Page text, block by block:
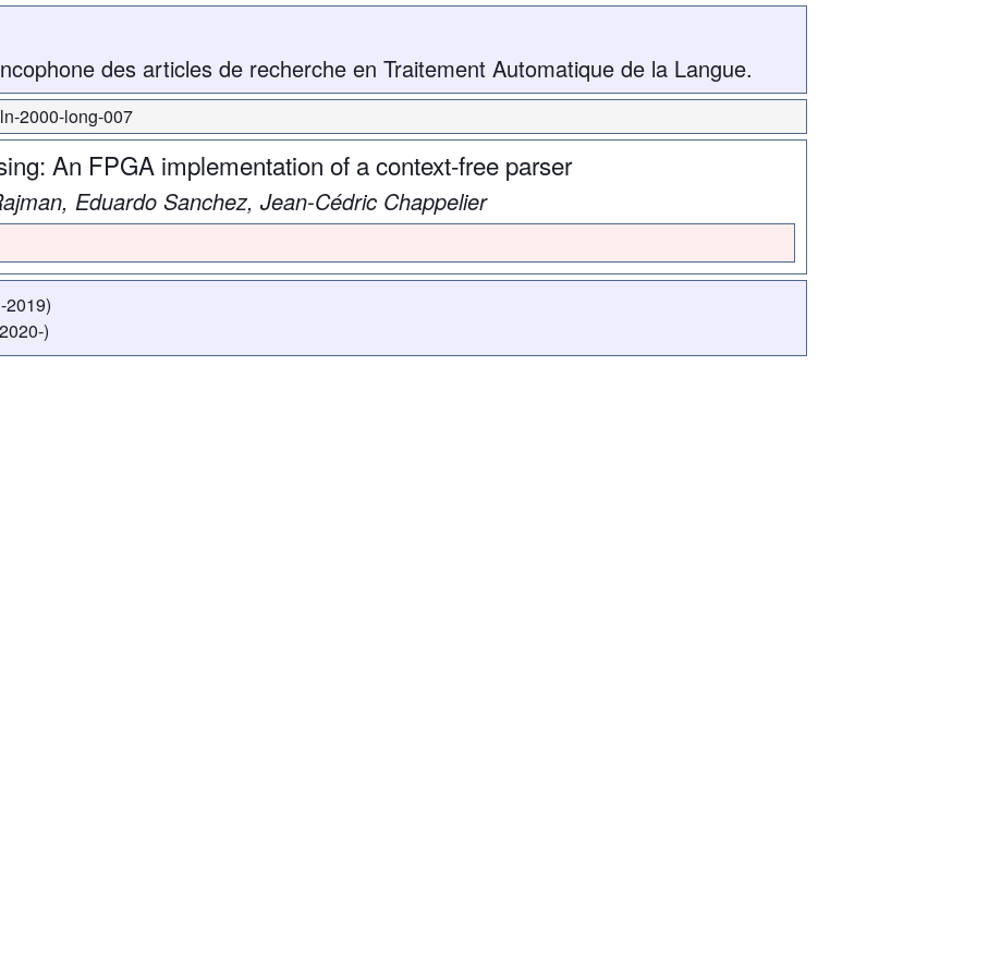
des articles de recherche en Traitement Automatique de la Langue.
2000-long-007
An FPGA implementation of a context-free parser
Eduardo Sanchez, Jean-Cédric Chappelier
2019)
)